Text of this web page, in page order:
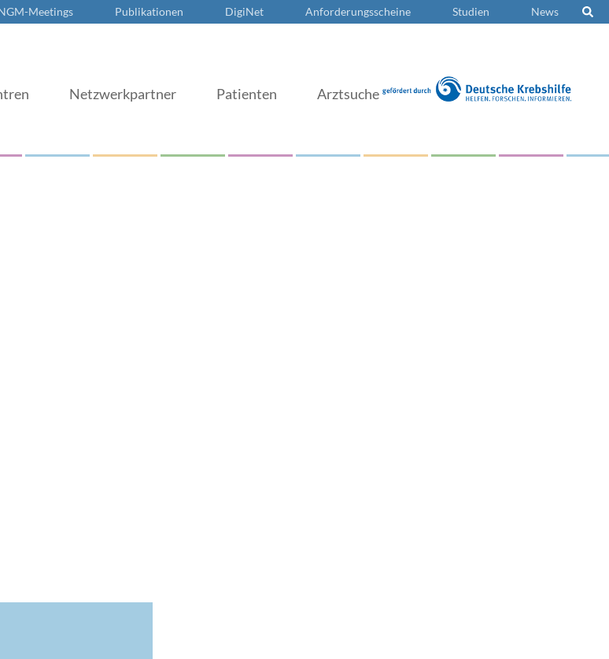
Meetings Publikationen DigiNet Anforderungsscheine Studien News
Netzwerkpartner Patienten Arztsuche